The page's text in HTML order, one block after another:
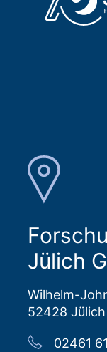
Jülich
Wilhelm-
52428 Jülich
02461